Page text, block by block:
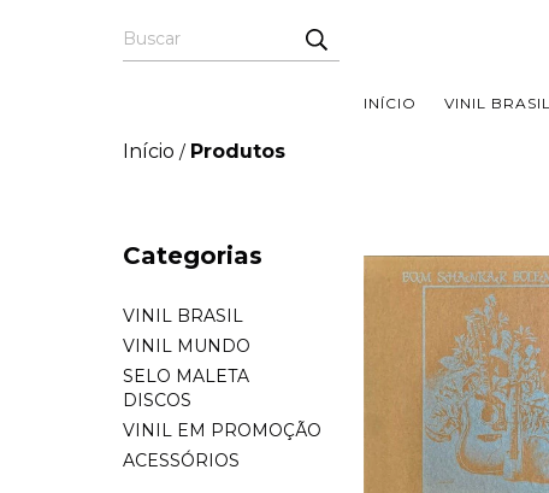
INÍCIO VINIL BRASIL
Início / Produtos
Categorias
VINIL BRASIL
VINIL MUNDO
SELO MALETA
DISCOS
VINIL EM PROMOÇÃO
ACESSÓRIOS